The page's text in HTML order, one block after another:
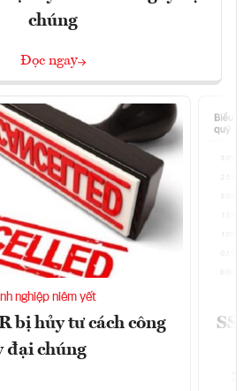
chúng
Đọc ngay
nghiệp niêm yết
bị hủy tư cách công
đại chúng
SSI